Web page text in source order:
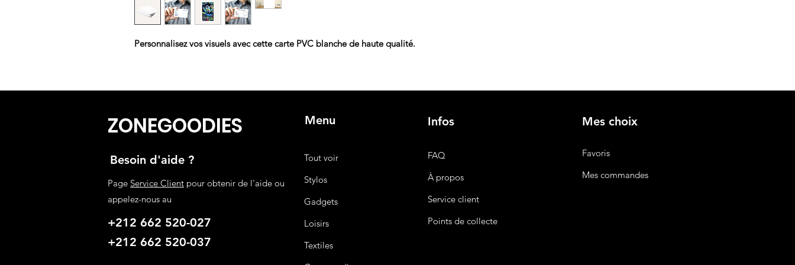
Personnalisez vos visuels avec cette carte PVC blanche de haute qualité.
ZONEGOODIES
Besoin d'aide ?
Page Service Client pour obtenir de l'aide ou
appelez-nous au
+212 662 520-027
+212 662 520-037
Menu Infos
Tout voir
Stylos
Gadgets
Loisirs
Textiles
FAQ
À propos
Service client
Points de collecte
Mes choix
Favoris
Mes commandes